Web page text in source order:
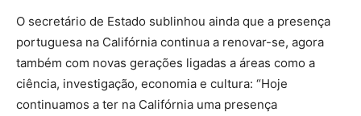
O secretário de Estado sublinhou ainda que a presença
portuguesa na Califórnia continua a renovar-se, agora
também com novas gerações ligadas a áreas como a
ciência, investigação, economia e cultura: “Hoje
continuamos a ter na Califórnia uma presença